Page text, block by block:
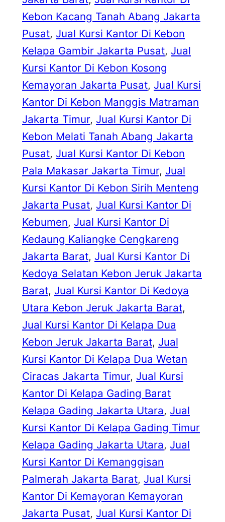
Kebon Kacang Tanah Abang Jakarta
Pusat, Jual Kursi Kantor Di Kebon
Kelapa Gambir Jakarta Pusat, Jual
Kursi Kantor Di Kebon Kosong
Kemayoran Jakarta Pusat, Jual Kursi
Kantor Di Kebon Manggis Matraman
Jakarta Timur, Jual Kursi Kantor Di
Kebon Melati Tanah Abang Jakarta
Pusat, Jual Kursi Kantor Di Kebon
Pala Makasar Jakarta Timur, Jual
Kursi Kantor Di Kebon Sirih Menteng
Jakarta Pusat, Jual Kursi Kantor Di
Kebumen, Jual Kursi Kantor Di
Kedaung Kaliangke Cengkareng
Jakarta Barat, Jual Kursi Kantor Di
Kedoya Selatan Kebon Jeruk Jakarta
Barat, Jual Kursi Kantor Di Kedoya
Utara Kebon Jeruk Jakarta Barat
Jual Kursi Kantor Di Kelapa Dua
Kebon Jeruk Jakarta Barat, Jual
Kursi Kantor Di Kelapa Dua Wetan
Ciracas Jakarta Timur, Jual Kursi
Kantor Di Kelapa Gading Barat
Kelapa Gading Jakarta Utara, Jual
Kursi Kantor Di Kelapa Gading Timur
Kelapa Gading Jakarta Utara, Jual
Kursi Kantor Di Kemanggisan
Palmerah Jakarta Barat, Jual Kursi
Kantor Di Kemayoran Kemayoran
Jakarta Pusat, Jual Kursi Kantor Di